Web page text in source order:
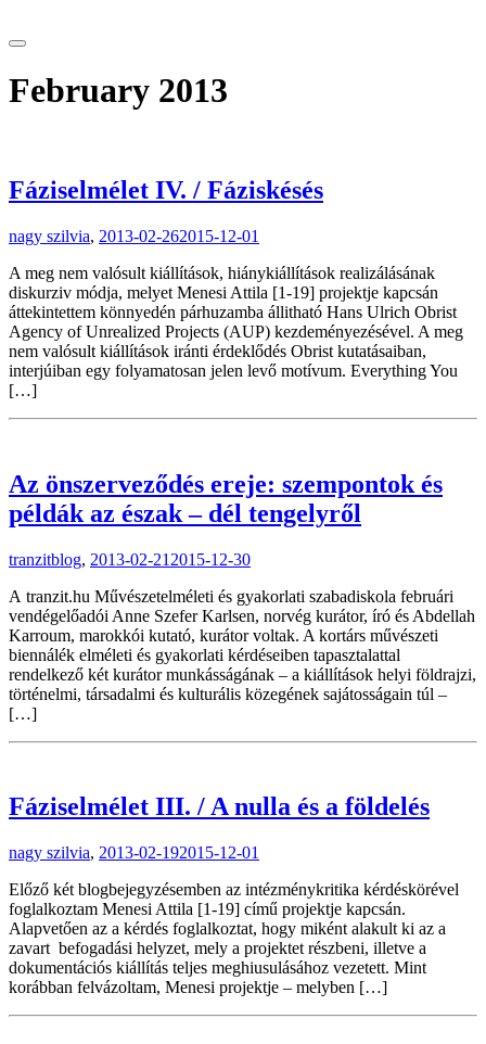
February 2013
Fáziselmélet IV. / Fáziskésés
nagy szilvia, 2013-02-262015-12-01
A meg nem valósult kiállítások, hiánykiállítások realizálásának
diskurziv módja, melyet Menesi Attila [1-19] projektje kapcsán
áttekintettem könnyedén párhuzamba állitható Hans Ulrich Obrist
Agency of Unrealized Projects (AUP) kezdeményezésével. A meg
nem valósult kiállítások iránti érdeklődés Obrist kutatásaiban,
interjúiban egy folyamatosan jelen levő motívum. Everything You
[…]
Az önszerveződés ereje: szempontok és
példák az észak – dél tengelyről
tranzitblog, 2013-02-21 2015-12-30
A tranzit.hu Művészetelméleti és gyakorlati szabadiskola februári
vendégelőadói Anne Szefer Karlsen, norvég kurátor, író és Abdellah
Karroum, marokkói kutató, kurátor voltak. A kortárs művészeti
biennálék elméleti és gyakorlati kérdéseiben tapasztalattal
rendelkező két kurátor munkásságának – a kiállítások helyi földrajzi,
történelmi, társadalmi és kulturális közegének sajátosságain túl –
[…]
Fáziselmélet III. / A nulla és a földelés
nagy szilvia, 2013-02-192015-12-01
Előző két blogbejegyzésemben az intézménykritika kérdéskörével
foglalkoztam Menesi Attila [1-19] című projektje kapcsán.
Alapvetően az a kérdés foglalkoztat, hogy miként alakult ki az a
zavart befogadási helyzet, mely a projektet részbeni, illetve a
dokumentációs kiállítás teljes meghiusulásához vezetett. Mint
korábban felvázoltam, Menesi projektje – melyben […]